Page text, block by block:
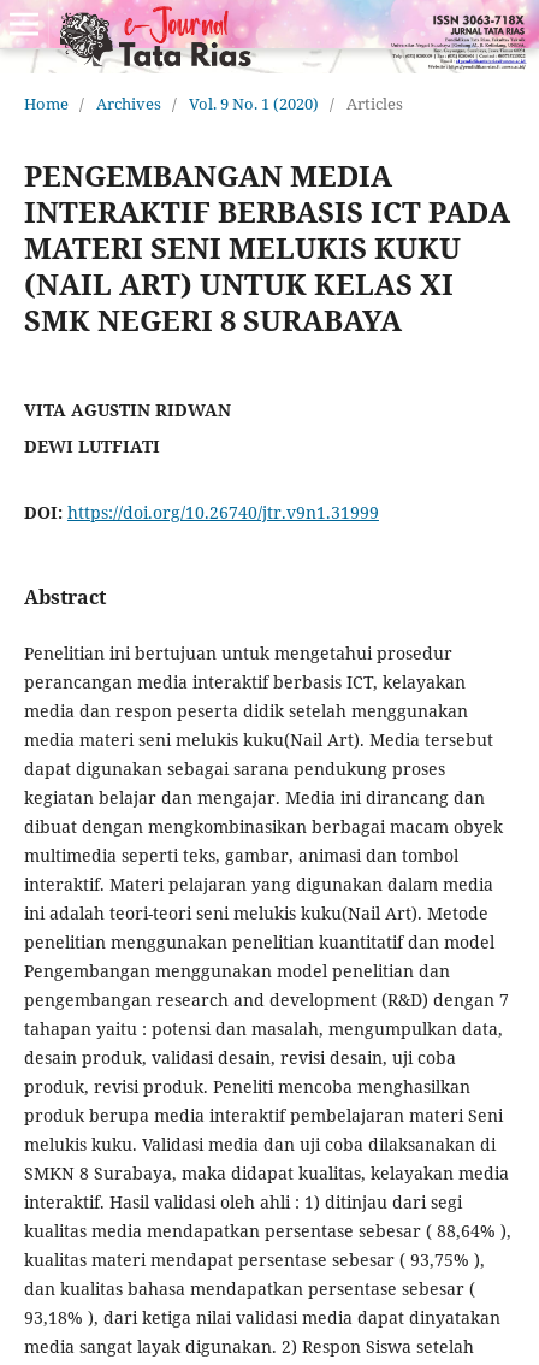
Home / Archives / Vol. 9 No. 1 (2020) / Articles
PENGEMBANGAN MEDIA
INTERAKTIF BERBASIS ICT PADA
MATERI SENI MELUKIS KUKU
(NAIL ART) UNTUK KELAS XI
SMK NEGERI 8 SURABAYA
VITA AGUSTIN RIDWAN
DEWI LUTFIATI
DOI: https://doi.org/10.26740/jtr.v9n1.31999
Abstract
Penelitian ini bertujuan untuk mengetahui prosedur
perancangan media interaktif berbasis ICT, kelayakan
media dan respon peserta didik setelah menggunakan
media materi seni melukis kuku(Nail Art). Media tersebut
dapat digunakan sebagai sarana pendukung proses
kegiatan belajar dan mengajar. Media ini dirancang dan
dibuat dengan mengkombinasikan berbagai macam obyek
multimedia seperti teks, gambar, animasi dan tombol
interaktif. Materi pelajaran yang digunakan dalam media
ini adalah teori-teori seni melukis kuku(Nail Art). Metode
penelitian menggunakan penelitian kuantitatif dan model
Pengembangan menggunakan model penelitian dan
pengembangan research and development (R&D) dengan 7
tahapan yaitu : potensi dan masalah, mengumpulkan data,
desain produk, validasi desain, revisi desain, uji coba
produk, revisi produk. Peneliti mencoba menghasilkan
produk berupa media interaktif pembelajaran materi Seni
melukis kuku. Validasi media dan uji coba dilaksanakan di
SMKN 8 Surabaya, maka didapat kualitas, kelayakan media
interaktif. Hasil validasi oleh ahli : 1) ditinjau dari segi
kualitas media mendapatkan persentase sebesar ( 88,64% ),
kualitas materi mendapat persentase sebesar ( 93,75% ),
dan kualitas bahasa mendapatkan persentase sebesar (
93,18% ), dari ketiga nilai validasi media dapat dinyatakan
media sangat layak digunakan. 2) Respon Siswa setelah